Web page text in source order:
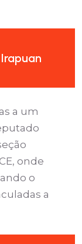
a um
onde
o
a